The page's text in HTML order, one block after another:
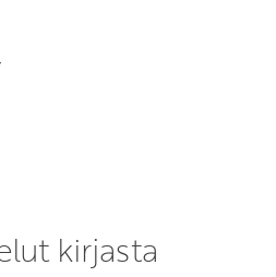
kirjasta